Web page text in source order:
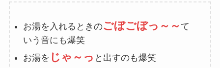
お湯を入れるときのごぼごぼっ ～～ て
いう音にも爆笑
お湯を じゃ～っ と出すのも爆笑